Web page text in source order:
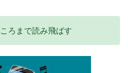
ろまで読み飛ばす